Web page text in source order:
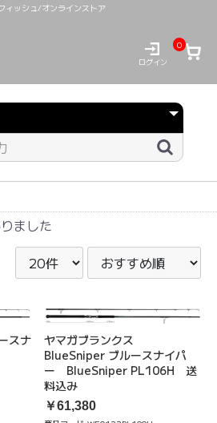
ィッシュ/オンラインストア
ログイン
0
ました
スナ
ヤマガブランクス
BlueSniper ブルースナイパ
ー BlueSniper PL106H 送
料込み
￥61,380